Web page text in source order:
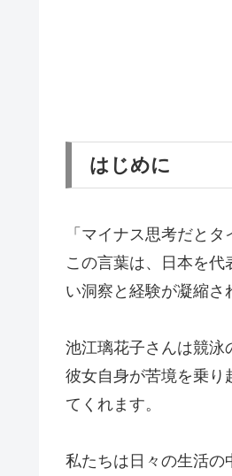
はじめに
「マイナス思考だと
この言葉は、日本を
い洞察と経験が凝縮さ
池江璃花子さんは競泳
彼女自身が苦境を乗り
てくれます。
私たちは日々の生活の